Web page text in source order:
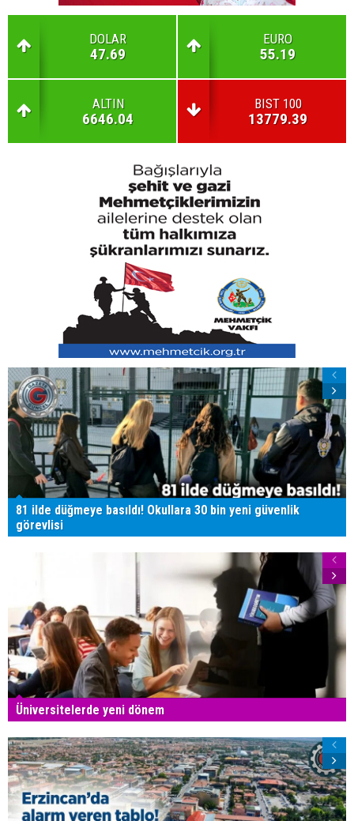
DOLAR
47.69
EURO
55.19
ALTIN
6646.04
BIST 100
13779.39
81 ilde düğmeye basıldı! Okullara 30 bin yeni güvenlik
görevlisi
Üniversitelerde yeni dönem